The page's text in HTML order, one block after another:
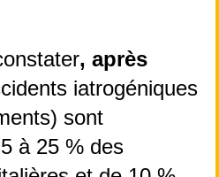
, après
iatrogéniques
sont
à 25 % des